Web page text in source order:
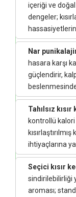
içeriği ve
dengeler;
Nar
hasara karşı
güçlendirir,
Tahılsız
kontrollü
ihtiyaçlarına
Seçici kısır
sindirilebilirliği
aroması;